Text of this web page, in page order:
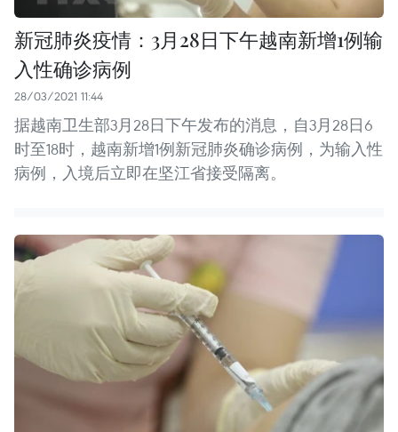
新冠肺炎疫情：3月28日下午越南新增1例输
入性确诊病例
28/03/2021 11:44
据越南卫生部3月28日下午发布的消息，自3月28日6
时至18时，越南新增1例新冠肺炎确诊病例，为输入性
病例，入境后立即在坚江省接受隔离。